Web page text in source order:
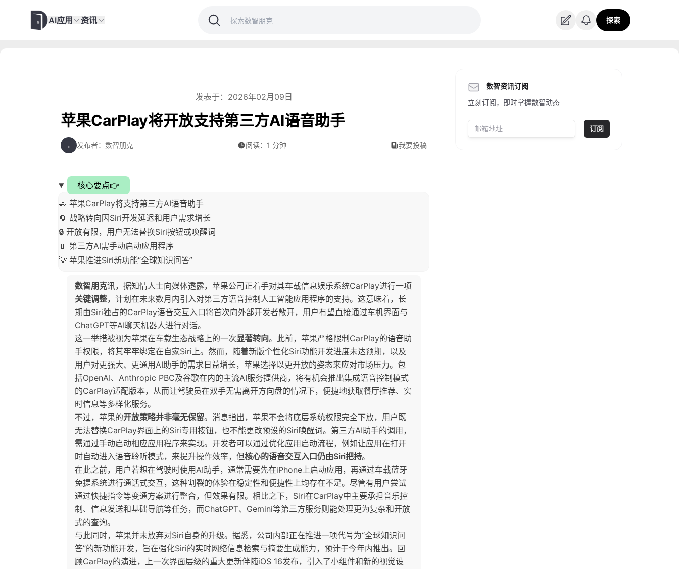
AI应用 资讯 探索
发表于：2026年02月09日
苹果CarPlay将开放支持第三方AI语音助手
发布者：数智朋克 阅读：1 分钟 我要投稿
核心要点👉
🚗 苹果CarPlay将支持第三方AI语音助手
🔄 战略转向因Siri开发延迟和用户需求增长
🔒 开放有限，用户无法替换Siri按钮或唤醒词
📱 第三方AI需手动启动应用程序
💡 苹果推进Siri新功能“全球知识问答”
数智朋克讯，据知情人士向媒体透露，苹果公司正着手对其车载信息娱乐系统CarPlay进行一项
关键调整，计划在未来数月内引入对第三方语音控制人工智能应用程序的支持。这意味着，长
期由Siri独占的CarPlay语音交互入口将首次向外部开发者敞开，用户有望直接通过车机界面与
ChatGPT等AI聊天机器人进行对话。
这一举措被视为苹果在车载生态战略上的一次显著转向。此前，苹果严格限制CarPlay的语音助
手权限，将其牢牢绑定在自家Siri上。然而，随着新版个性化Siri功能开发进度未达预期，以及
用户对更强大、更通用AI助手的需求日益增长，苹果选择以更开放的姿态来应对市场压力。包
括OpenAI、Anthropic PBC及谷歌在内的主流AI服务提供商，将有机会推出集成语音控制模式
的CarPlay适配版本，从而让驾驶员在双手无需离开方向盘的情况下，便捷地获取餐厅推荐、实
时信息等多样化服务。
不过，苹果的开放策略并非毫无保留。消息指出，苹果不会将底层系统权限完全下放，用户既
无法替换CarPlay界面上的Siri专用按钮，也不能更改预设的Siri唤醒词。第三方AI助手的调用，
需通过手动启动相应应用程序来实现。开发者可以通过优化应用启动流程，例如让应用在打开
时自动进入语音聆听模式，来提升操作效率，但核心的语音交互入口仍由Siri把持。
在此之前，用户若想在驾驶时使用AI助手，通常需要先在iPhone上启动应用，再通过车载蓝牙
免提系统进行通话式交互，这种割裂的体验在稳定性和便捷性上均存在不足。尽管有用户尝试
通过快捷指令等变通方案进行整合，但效果有限。相比之下，Siri在CarPlay中主要承担音乐控
制、信息发送和基础导航等任务，而ChatGPT、Gemini等第三方服务则能处理更为复杂和开放
式的查询。
与此同时，苹果并未放弃对Siri自身的升级。据悉，公司内部正在推进一项代号为“全球知识问
答”的新功能开发，旨在强化Siri的实时网络信息检索与摘要生成能力，预计于今年内推出。回
顾CarPlay的演进，上一次界面层级的重大更新伴随iOS 16发布，引入了小组件和新的视觉设
数智资讯订阅
立刻订阅，即时掌握数智动态
订阅